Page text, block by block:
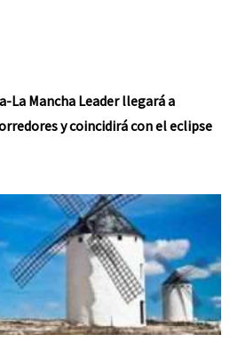
La Mancha Leader llegará a
y coincidirá con el eclipse